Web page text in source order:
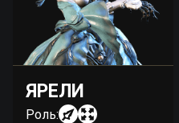
ЯРЕЛИ
Роль: